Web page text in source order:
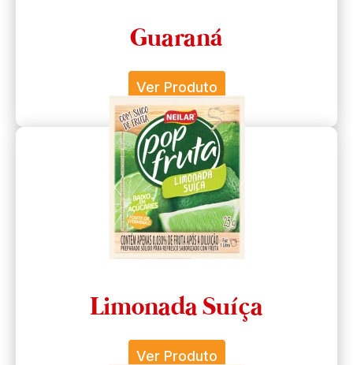
Guaraná
Ver Produto
Limonada Suíça
Ver Produto